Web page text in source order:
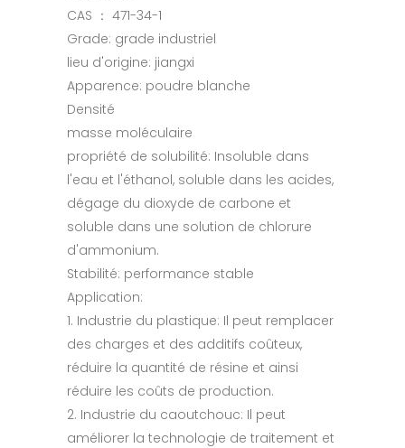
CAS ： 471-34-1
Grade: grade industriel
lieu d'origine: jiangxi
Apparence: poudre blanche
Densité
masse moléculaire
propriété de solubilité: Insoluble dans
l'eau et l'éthanol, soluble dans les acides,
dégage du dioxyde de carbone et
soluble dans une solution de chlorure
d'ammonium.
Stabilité: performance stable
Application:
1. Industrie du plastique: Il peut remplacer
des charges et des additifs coûteux,
réduire la quantité de résine et ainsi
réduire les coûts de production.
2. Industrie du caoutchouc: Il peut
améliorer la technologie de traitement et